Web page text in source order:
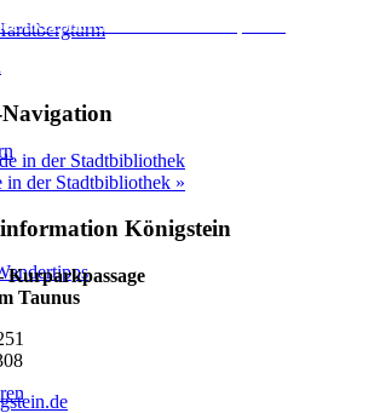
akzeptieren und Inhalte entsperren
in der Stadtbibliothek
in der Stadtbibliothek »
Königstein
Kurparkpassage
Taunus